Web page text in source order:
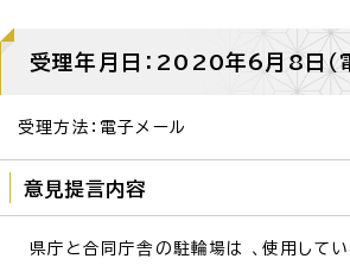
受理年月日：2020年6月8日（
受理方法：電子メール
意見提言内容
県庁と合同庁舎の駐輪場は 、使用して